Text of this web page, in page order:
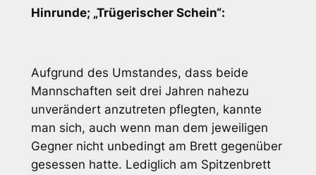
Hinrunde; „Trügerischer Schein“:
Aufgrund des Umstandes, dass beide
Mannschaften seit drei Jahren nahezu
unverändert anzutreten pflegten, kannte
man sich, auch wenn man dem jeweiligen
Gegner nicht unbedingt am Brett gegenüber
gesessen hatte. Lediglich am Spitzenbrett